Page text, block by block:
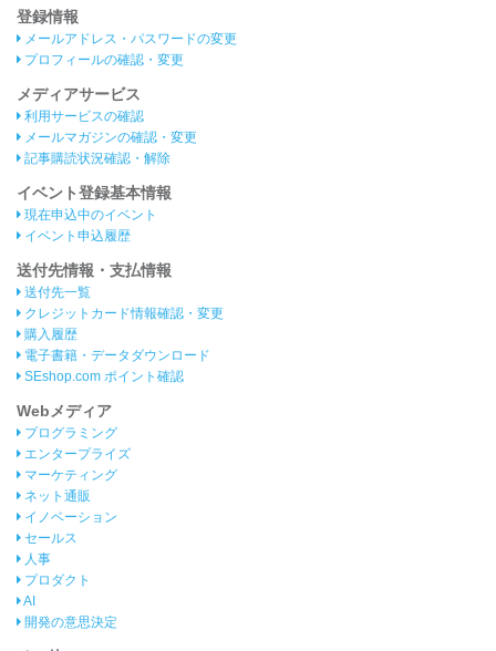
登録情報
メールアドレス・パスワードの変更
プロフィールの確認・変更
メディアサービス
利用サービスの確認
メールマガジンの確認・変更
記事購読状況確認・解除
イベント登録基本情報
現在申込中のイベント
イベント申込履歴
送付先情報・支払情報
送付先一覧
クレジットカード情報確認・変更
購入履歴
電子書籍・データダウンロード
SEshop.com ポイント確認
Webメディア
プログラミング
エンタープライズ
マーケティング
ネット通販
イノベーション
セールス
人事
プロダクト
AI
開発の意思決定